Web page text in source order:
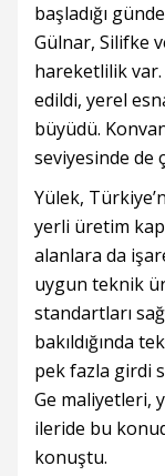
başladığı
Gülnar, Silifke
hareketlilik
edildi, yerel
büyüdü.
seviyesinde de
Yülek,
yerli üretim
alanlara da
uygun teknik
standartları
bakıldığında
pek fazla girdi
Ge maliyetleri,
ileride bu
konuştu.